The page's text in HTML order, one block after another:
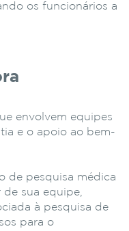
os funcionários a
envolvem equipes
e o apoio ao bem-
de pesquisa médica
sua equipe,
à pesquisa de
para o